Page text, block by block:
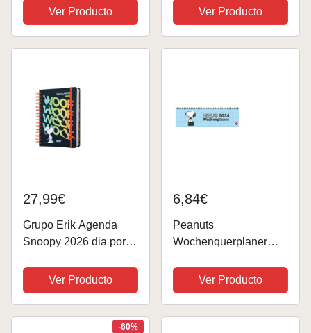
Ver Producto
meses (16,5x20 cm)
Ver Producto
27,99€
Grupo Erik Agenda
Snoopy 2026 dia por
en espiral A5 con
ilustraciones
Ver Producto
6,84€
Peanuts
Wochenquerplaner
Tischkalender für den
Arbeitsplatz. Spiral-
Kalender mit Snoopy,
Ver Producto
-60%